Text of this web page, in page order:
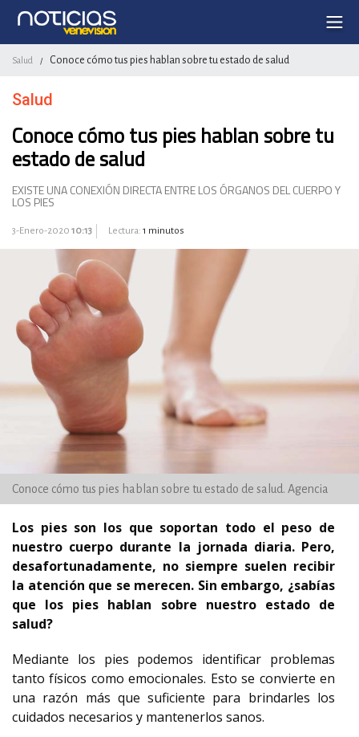
Salud / Conoce cómo tus pies hablan sobre tu estado de salud
Salud
Conoce cómo tus pies hablan sobre tu
estado de salud
EXISTE UNA CONEXIÓN DIRECTA ENTRE LOS ÓRGANOS DEL CUERPO Y
LOS PIES
3-Enero-2020 10:13 Lectura: 1 minutos
Conoce cómo tus pies hablan sobre tu estado de salud. Agencia
Los pies son los que soportan todo el peso de
nuestro cuerpo durante la jornada diaria. Pero,
desafortunadamente, no siempre suelen recibir
la atención que se merecen. Sin embargo, ¿sabías
que los pies hablan sobre nuestro estado de
salud?
Mediante los pies podemos identificar problemas
tanto físicos como emocionales. Esto se convierte en
una razón más que suficiente para brindarles los
cuidados necesarios y mantenerlos sanos.